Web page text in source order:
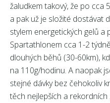
žaludkem takový, že po cca
a pak už je složité dostávat
stylem energetických gelů
Spartathlonem cca 1-2
dlouhých běhů (30-60km),
na 110g/hodinu. A naopak
stejné dávky bez čehokoliv
těch nejlepších a